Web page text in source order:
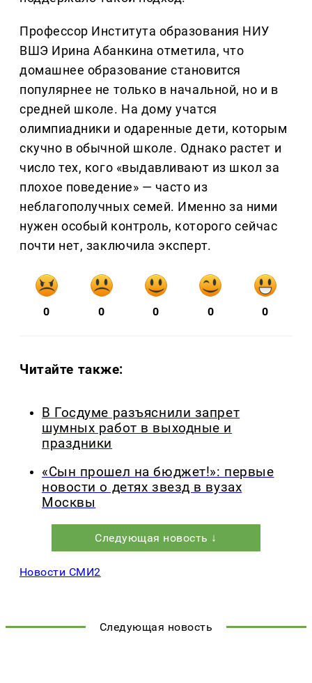
Профессор Института образования НИУ
ВШЭ Ирина Абанкина отметила, что
домашнее образование становится
популярнее не только в начальной, но и в
средней школе. На дому учатся
олимпиадники и одаренные дети, которым
скучно в обычной школе. Однако растет и
число тех, кого «выдавливают из школ за
плохое поведение» — часто из
неблагополучных семей. Именно за ними
нужен особый контроль, которого сейчас
почти нет, заключила эксперт.
0 0 0 0 0
Читайте также:
В Госдуме разъяснили запрет
шумных работ в выходные и
праздники
«Сын прошел на бюджет!»: первые
новости о детях звезд в вузах
Москвы
Следующая новость ↓
Новости СМИ2
Следующая новость